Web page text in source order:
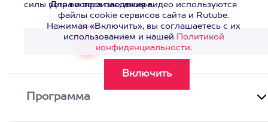
силы ветра и веса пассажира.
Смотреть видео>
Для воспроизведения видео используются
файлы cookie сервисов сайта и Rutube.
Нажимая «Включить», вы соглашаетесь с их
использованием и нашей Политикой
конфиденциальности.
Программа